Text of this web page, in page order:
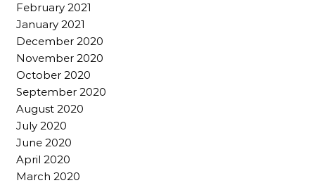
February 2021
January 2021
December 2020
November 2020
October 2020
September 2020
August 2020
July 2020
June 2020
April 2020
March 2020